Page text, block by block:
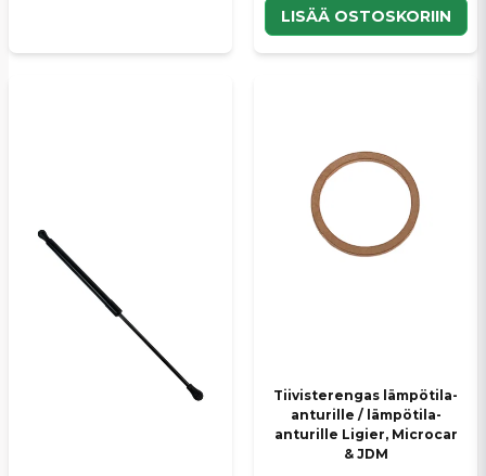
LISÄÄ OSTOSKORIIN
Tiivisterengas lämpötila-
anturille / lämpötila-
anturille Ligier, Microcar
& JDM